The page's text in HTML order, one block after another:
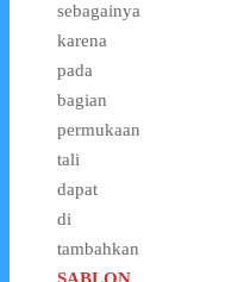
sebagainya
karena
pada
bagian
permukaan
tali
dapat
di
tambahkan